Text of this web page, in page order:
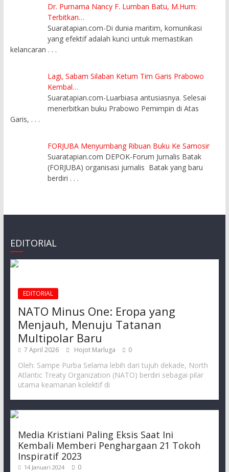
Dr. Purnama Nancy F. Lumban Batu, M.Hum:
Terbitkan…
Suaratapian.com-Di dunia maritim, komunikasi
yang efektif adalah kunci untuk memastikan
kelancaran . . .
Lagi, Sabam Silaban Ketum Tim Garis Prabowo
Kembal…
Suaratapian.com-Luarbiasa antusiasnya. Selesai
menerbitkan buku Prabowo Pemimpin di Atas
Garis, . . .
FORJUBA Menyumbang Ribuan Buku Ke Samosir
Suaratapian.com DEPOK-Forum Jurnalis Batak
(FORJUBA) organisasi jurnalis Batak yang baru
berdiri . . .
EDITORIAL
EDITORIAL
NATO Minus One: Eropa yang
Menjauh, Menuju Tatanan
Multipolar Baru
7 April 2026 Hojot Marluga 0
Oleh: Sampe Purba Selama lebih dari tujuh dekade, North
Atlantic Treaty Organization (NATO) berdiri sebagai pilar
utama keamanan kolektif di
Media Kristiani Paling Eksis Saat Ini
Kembali Memberi Penghargaan 21 Tokoh
Inspiratif 2023
14 Januari 2024 0